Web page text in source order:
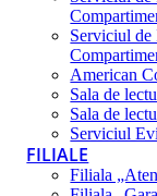
Serviciul de
American
Sala de
Sala de
Serviciul
FILIALE
Filiala